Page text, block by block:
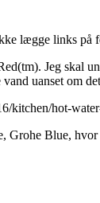
lægge links på
Jeg skal
uanset om
kitchen/hot-
Grohe Blue,